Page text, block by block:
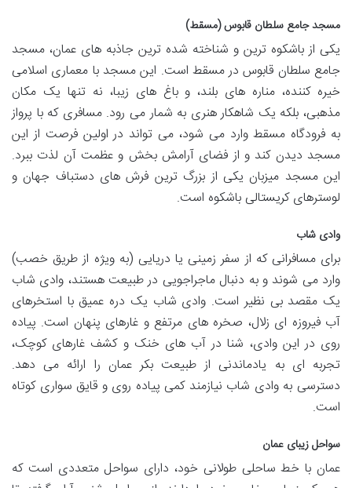
مسجد جامع سلطان قابوس (مسقط)
یکی از باشکوه ترین و شناخته شده ترین جاذبه های عمان، مسجد
جامع سلطان قابوس در مسقط است. این مسجد با معماری اسلامی
خیره کننده، مناره های بلند، و باغ های زیبا، نه تنها یک مکان
مذهبی، بلکه یک شاهکار هنری به شمار می رود. مسافری که با پرواز
به فرودگاه مسقط وارد می شود، می تواند در اولین فرصت از این
مسجد دیدن کند و از فضای آرامش بخش و عظمت آن لذت ببرد.
این مسجد میزبان یکی از بزرگ ترین فرش های دستباف جهان و
لوسترهای کریستالی باشکوه است.
وادی شاب
برای مسافرانی که از سفر زمینی یا دریایی (به ویژه از طریق خصب)
وارد می شوند و به دنبال ماجراجویی در طبیعت هستند، وادی شاب
یک مقصد بی نظیر است. وادی شاب یک دره عمیق با استخرهای
آب فیروزه ای زلال، صخره های مرتفع و غارهای پنهان است. پیاده
روی در این وادی، شنا در آب های خنک و کشف غارهای کوچک،
تجربه ای به یادماندنی از طبیعت بکر عمان را ارائه می دهد.
دسترسی به وادی شاب نیازمند کمی پیاده روی و قایق سواری کوتاه
است.
سواحل زیبای عمان
عمان با خط ساحلی طولانی خود، دارای سواحل متعددی است که